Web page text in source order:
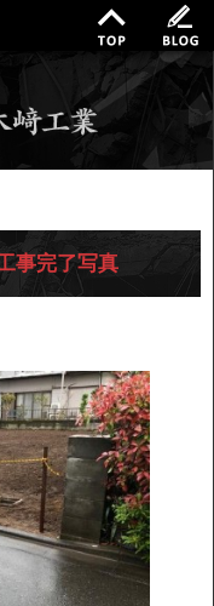
事完了写真